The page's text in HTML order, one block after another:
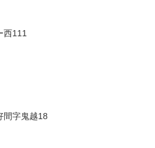
西111
間字鬼越18